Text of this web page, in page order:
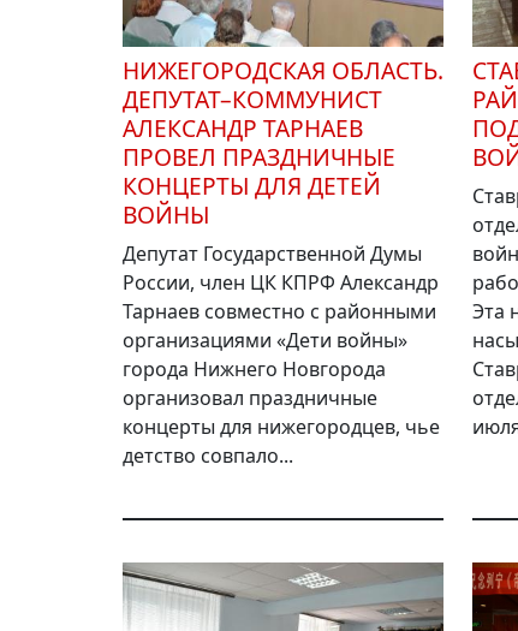
НИЖЕГОРОДСКАЯ ОБЛАСТЬ.
ДЕПУТАТ–КОММУНИСТ
АЛЕКСАНДР ТАРНАЕВ
ПРОВЕЛ ПРАЗДНИЧНЫЕ
КОНЦЕРТЫ ДЛЯ ДЕТЕЙ
ВОЙНЫ
Депутат Государственной Думы
России, член ЦК КПРФ Александр
Тарнаев совместно с районными
организациями «Дети войны»
города Нижнего Новгорода
организовал праздничные
концерты для нижегородцев, чье
детство совпало...
Эта